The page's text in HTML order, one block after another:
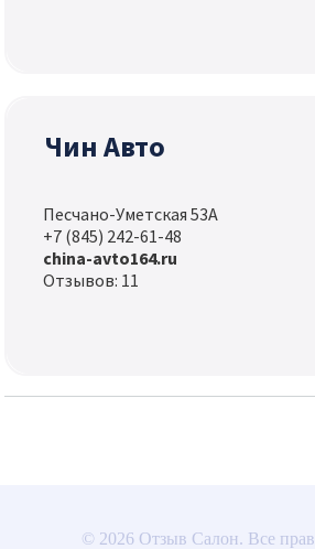
Чин Авто
Песчано-Уметская 53А
+7 (845) 242-61-48
china-avto164.ru
Отзывов: 11
© 2026 Отзыв Салон. Все